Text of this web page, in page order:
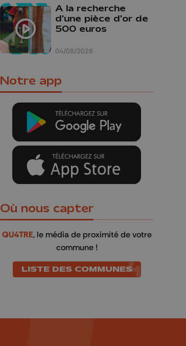
04/08/2026
A la recherche
d'une pièce d'or de
500 euros
Notre app
Où nous capter
QU4TRE, le média de proximité de votre
commune !
LISTE DES COMMUNES